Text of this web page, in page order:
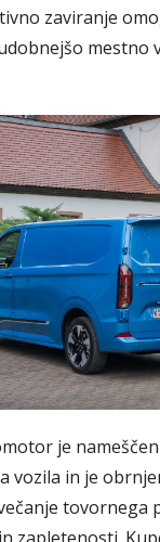
zaviranje
mestno
je
vozila in je
tovornega